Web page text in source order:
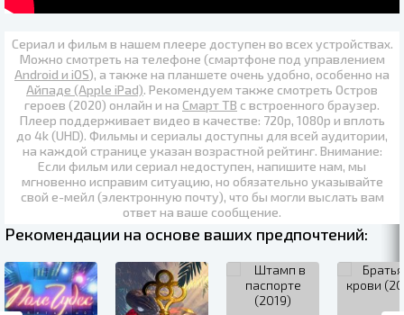
Сериал и фильм в нашем плеере доступен во всех устройствах.
Можно смотреть на телефоне (смартфоне под управлением
Android и iOS), а также на планшете очень удобно, особенно на
Айпаде (Apple iPad). Рекомендуем также смотреть Остров
героев (2020) онлайн и на Смарт ТВ с встроенного браузер.
Плеер поддерживает видео в качестве: 720p, 1080p и вплоть
до 4k (UHD). Фильмы и сериалы доступны для всей аудитории,
на каждой странице указан возрастной рейтинг. Внимание:
Если фильм или сериал недоступен, напишите нам, мы
мгновенно исправим ситуацию, но обязательно указывайте
свой е-мейл (электронную почту), что бы могли выслать вам
ответ на ваше сообщение.
Рекомендации на основе ваших предпочтений: